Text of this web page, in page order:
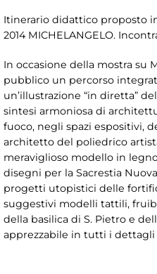
Itinerario didattico proposto
2014 MICHELANGELO.
In occasione della mostra su
pubblico un percorso
un’illustrazione “in diretta”
sintesi armoniosa di
fuoco, negli spazi espositivi,
architetto del poliedrico
meraviglioso modello in
disegni per la Sacrestia
progetti utopistici delle
suggestivi modelli tattili,
della basilica di S. Pietro e
apprezzabile in tutti i dettagli